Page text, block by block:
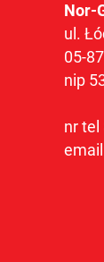
Nor-
ul.
05-
nip
nr tel